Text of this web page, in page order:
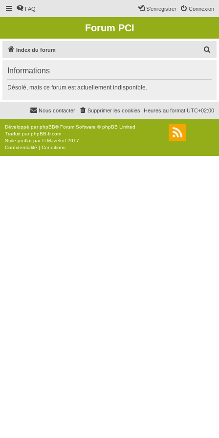
FAQ Connexion
S’enregistrer
Forum PCI
Index du forum
r
c
r
Informations
Désolé, mais ce forum est actuellement indisponible.
Heures au format UTC+02:00
Supprimer les cookies
Nous contacter
Développé parphpBB® Forum Software © phpBB Limited
Traduit parphpBB-fr.com
Style proflat par ©Mazeltof 2017
Confidentialité | Conditions